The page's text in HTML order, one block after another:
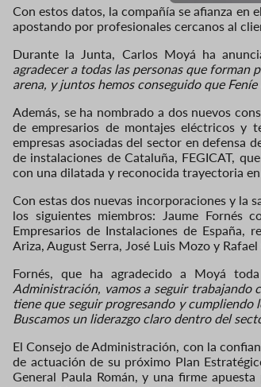
Con estos datos, la compañía se afianza en
apostando por profesionales cercanos al
Durante la Junta, Carlos Moyá ha
agradecer a todas las personas que forman
arena, y juntos hemos conseguido que
Además, se ha nombrado a dos nuevos
de empresarios de montajes eléctricos y
empresas asociadas del sector en defensa
de instalaciones de Cataluña, FEGICAT,
con una dilatada y reconocida trayectoria
Con estas dos nuevas incorporaciones y la
los siguientes miembros: Jaume Fornés
Empresarios de Instalaciones de España,
Ariza, August Serra, José Luis Mozo y
Fornés, que ha agradecido a Moyá
Administración, vamos a seguir trabajando
tiene que seguir progresando y
Buscamos un liderazgo claro dentro del
El Consejo de Administración, con la
de actuación de su próximo Plan
General Paula Román, y una firme